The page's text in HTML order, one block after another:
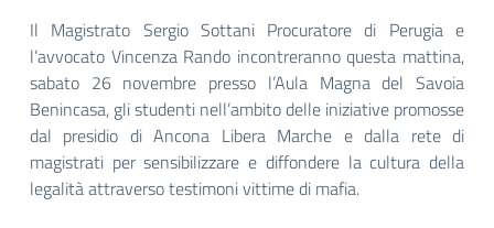
Il Magistrato Sergio Sottani Procuratore di Perugia e
l’avvocato Vincenza Rando incontreranno questa mattina,
sabato 26 novembre presso l’Aula Magna del Savoia
Benincasa, gli studenti nell’ambito delle iniziative promosse
dal presidio di Ancona Libera Marche e dalla rete di
magistrati per sensibilizzare e diffondere la cultura della
legalità attraverso testimoni vittime di mafia.